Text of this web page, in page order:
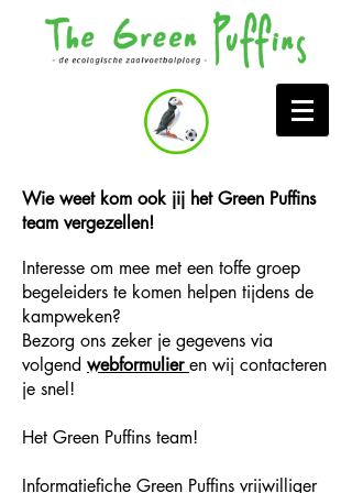
Wie weet kom ook jij het Green Puffins
team vergezellen!
Interesse om mee met een toffe groep
begeleiders te komen helpen tijdens de
kampweken?
Bezorg ons zeker je gegevens via
volgend webformulieren wij contacteren
je snel!
Het Green Puffins team!
Informatiefiche Green Puffins vrijwilliger